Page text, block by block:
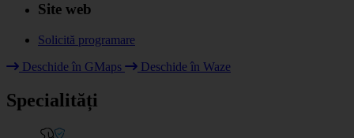
Site web
Solicită programare
−
Deschide în GMaps
Deschide în Waze
Specialități